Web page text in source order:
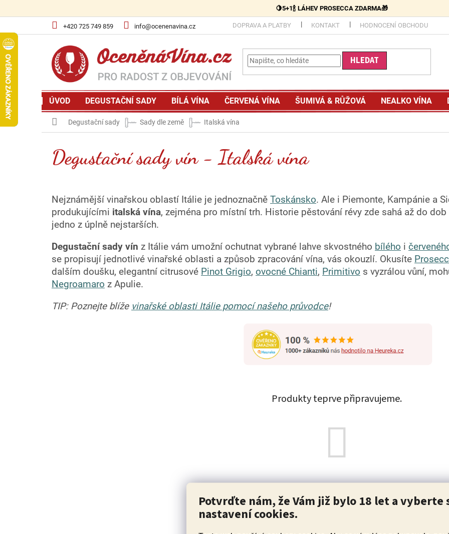
Potvrďte nám, že Vám již bylo 18 let a vyberte
nastavení cookies.
🍋5+1🍾 LÁHEV PROSECCA ZDARMA🎁
+420 725 749 859 info@ocenenavina.cz DOPRAVA A PLATBY KONTAKT HODNOCENÍ OBCHODU
HLEDAT
ÚVOD DEGUSTAČNÍ SADY BÍLÁ VÍNA ČERVENÁ VÍNA ŠUMIVÁ & RŮŽOVÁ NEALKO VÍNA
Domů
Degustační sady Sady dle země Italská vína
Degustační sady vín - Italská vína
Nejznámější vinařskou oblastí Itálie je jednoznačně Toskánsko. Ale i Piemonte, Kampánie a
produkujícími italská vína, zejména pro místní trh. Historie pěstování révy zde sahá až do
jedno z úplně nejstarších.
Degustační sady vín z Itálie vám umožní ochutnat vybrané lahve skvostného bílého i
se propisují jednotlivé vinařské oblasti a způsob zpracování vína, vás okouzlí. Okusíte
dalším doušku, elegantní citrusové Pinot Grigio, ovocné Chianti, Primitivo s vyzrálou vůní,
Negroamaro z Apulie.
TIP: Poznejte blíže vinařské oblasti Itálie pomocí našeho průvodce!
Produkty teprve připravujeme.